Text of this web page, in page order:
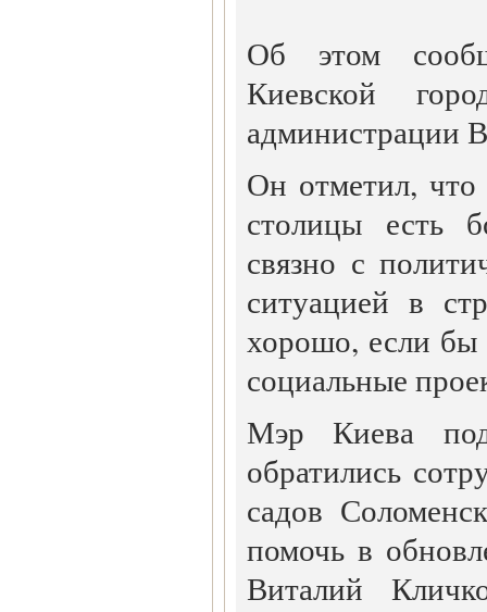
Об этом
Киевской
администрации
Он отметил,
столицы есть
связно с
ситуацией в
хорошо, если бы
социальные
Мэр Киева
обратились
садов
помочь в
Виталий